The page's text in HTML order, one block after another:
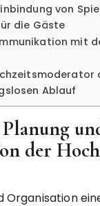
von
die Gäste
mit
Ablauf
Planung
der
Organisation